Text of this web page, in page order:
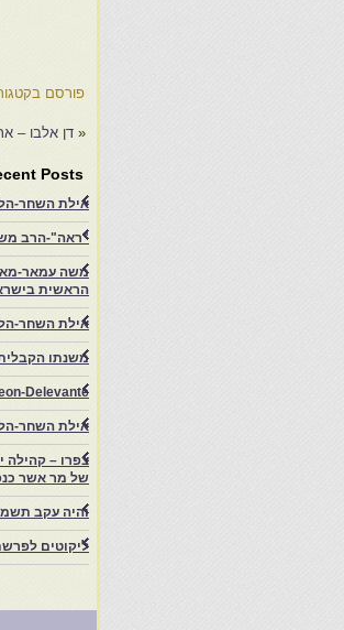
פורסם
« דן אלבו –
Posts
אילת השחר-
"ראה"-הרב
משה עמאר-
הראשית
אילת השחר-
משנתו
Delevante.
אילת השחר-
של מר אשר
והיה עקב
ליקוטים